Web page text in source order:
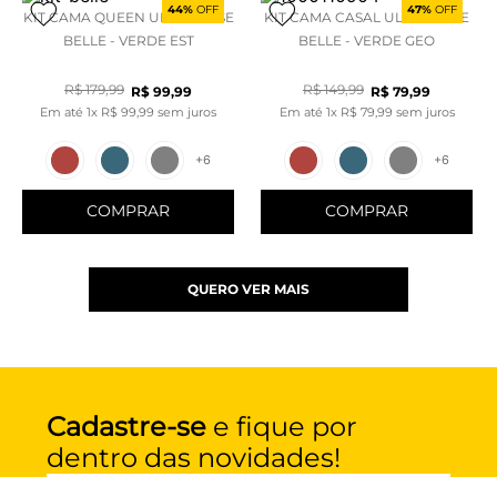
44% OFF
KIT CAMA QUEEN ULTRA LISSE
BELLE - VERDE EST
R$ 179,99 R$ 99,99
Em até 1x R$ 99 99 sem juros
+6
COMPRAR
47% OFF
KIT CAMA CASAL ULTRA LISSE
BELLE - VERDE GEO
R$ 149,99 R$ 79,99
Em até 1x R$ 79 99 sem juros
+6
COMPRAR
Cadastre-se e fique por
dentro das novidades!